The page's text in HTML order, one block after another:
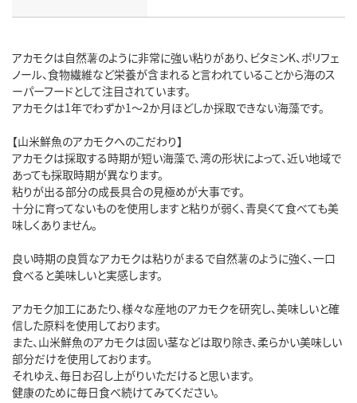
アカモクは自然薯のように非常に強い粘りがあり、ビタミンK、ポリフェ
ノール、食物繊維など栄養が含まれると言われていることから海のス
ーパーフードとして注目されています。
アカモクは1年でわずか1～2か月ほどしか採取できない海藻です。
【山米鮮魚のアカモクへのこだわり】
アカモクは採取する時期が短い海藻で、湾の形状によって、近い地域で
あっても採取時期が異なります。
粘りが出る部分の成長具合の見極めが大事です。
十分に育ってないものを使用しますと粘りが弱く、青臭くて食べても美
味しくありません。
良い時期の良質なアカモクは粘りがまるで自然薯のように強く、一口
食べると美味しいと実感します。
アカモク加工にあたり、様々な産地のアカモクを研究し、美味しいと確
信した原料を使用しております。
また、山米鮮魚のアカモクは固い茎などは取り除き、柔らかい美味しい
部分だけを使用しております。
それゆえ、毎日お召し上がりいただけると思います。
健康のために毎日食べ続けてみてください。